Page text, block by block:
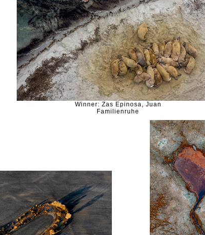
Winner: Zas Epinosa, Juan
Familienruhe